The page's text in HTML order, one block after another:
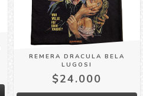
REMERA DRACULA BELA
LUGOSI
$24.000